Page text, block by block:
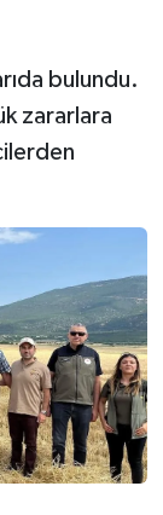
bulundu.
zararlara